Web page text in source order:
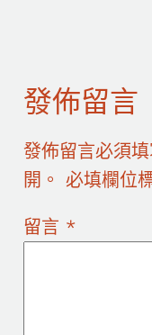
發佈留言
發佈留言必須
開。 必填欄位
留言 *